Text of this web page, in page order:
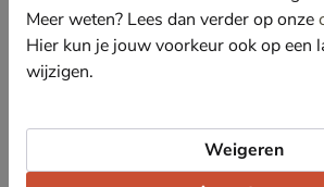
en stabiliteit. Ideaal voor het najaar.
Meer weten? Lees dan verder op onze
Hier kun je jouw voorkeur ook op een
wijzigen.
Weigeren